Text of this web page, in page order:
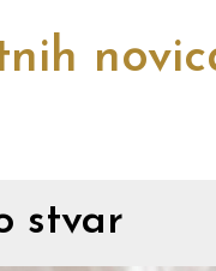
stvar